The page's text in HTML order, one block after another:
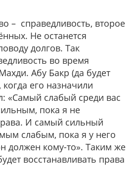
– справедливость, второе
Не останется
долгов. Так
во время
Абу Бакр (да будет
его назначили
«Самый слабый среди вас
пока я не
И самый сильный
слабым, пока я у него
должен кому-то». Таким же
восстанавливать права